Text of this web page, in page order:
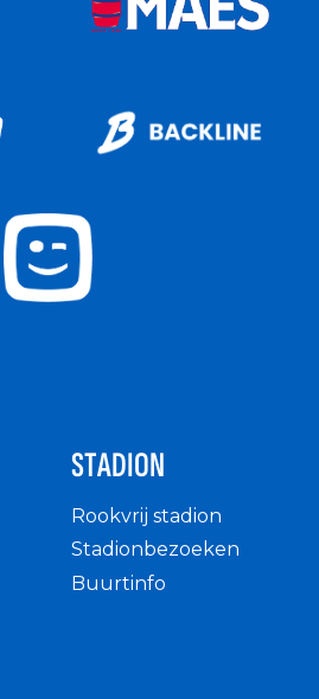
STADION
Rookvrij stadion
Stadionbezoeken
Buurtinfo